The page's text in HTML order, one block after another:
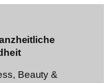
Beauty &